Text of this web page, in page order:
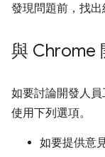
發現問題前，找出
與 Chrome
如要討論開發人
使用下列選項。
如要提供意